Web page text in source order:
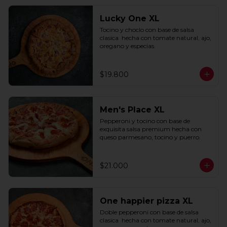
Lucky One XL
Tocino y choclo con base de salsa
clasica  hecha con tomate natural, ajo,
oregano y especias.
$19.800
Men's Place XL
Pepperoni y tocino con base de
exquisita salsa premium hecha con
queso parmesano, tocino y puerro.
$21.000
One happier pizza XL
Doble pepperoni con base de salsa
clasica  hecha con tomate natural, ajo,